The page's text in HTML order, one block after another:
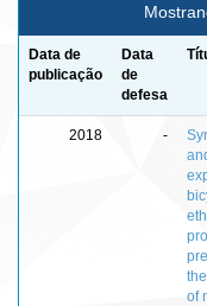
Data de
publicação
Data
de
defesa
2018 -
of